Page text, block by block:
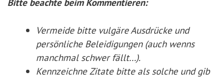
Vermeide bitte vulgäre Ausdrücke und
persönliche Beleidigungen (auch wenns
manchmal schwer fällt...).
Kennzeichne Zitate bitte als solche und gib